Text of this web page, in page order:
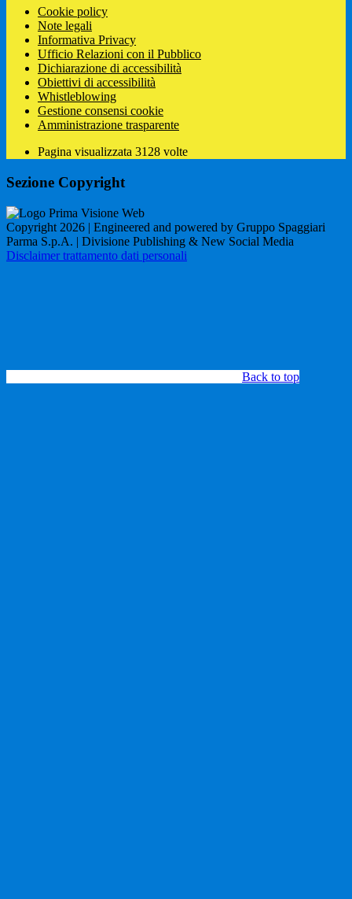
Cookie policy
Note legali
Informativa Privacy
Ufficio Relazioni con il Pubblico
Dichiarazione di accessibilità
Obiettivi di accessibilità
Whistleblowing
Gestione consensi cookie
Amministrazione trasparente
Pagina visualizzata 3128 volte
Sezione Copyright
Copyright 2026 | Engineered and powered by Gruppo Spaggiari
Parma S.p.A. | Divisione Publishing & New Social Media
Disclaimer trattamento dati personali
Back to top